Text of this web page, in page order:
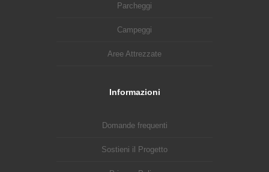
Parcheggi
Campeggi
Aree Attrezzate
Informazioni
Domande frequenti
Sostieni il Progetto